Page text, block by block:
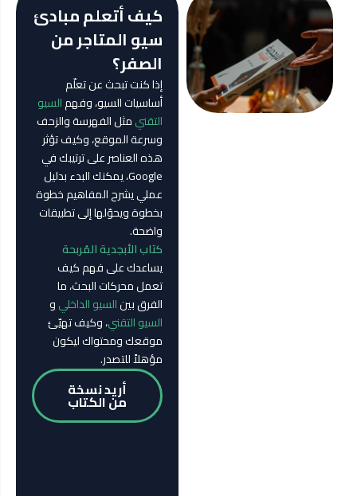
كيف أتعلم مبادئ
سيو المتاجر من
الصفر؟
إذا كنت تبحث عن تعلّم
أساسيات السيو، وفهمالسيو
التقنيمثل الفهرسة والزحف
وسرعة الموقع، وكيف تؤثر
هذه العناصر على ترتيبك في
Google، يمكنك البدء بدليل
عملي يشرح المفاهيم خطوة
بخطوة ويحوّلها إلى تطبيقات
واضحة.
كتاب الأبجدية المُربحة
يساعدك على فهم كيف
تعمل محركات البحث، ما
الفرق بينالسيو الداخليو
السيو التقني، وكيف تهيّئ
موقعك ومحتواك ليكون
مؤهلاً للتصدر.
أريد نسخة
من الكتاب